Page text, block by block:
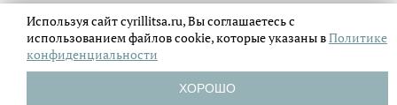
Используя сайт cyrillitsa.ru, Вы соглашаетесь с
использованием файловcookie, которые указаны вПолитике
конфиденциальности
ХОРОШО